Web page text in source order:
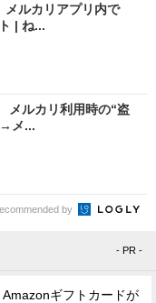
ルカリアプリ内で
| ね...
メルカリ利用時の“盗
→メ...
by
- PR -
Amazonギフトカードが